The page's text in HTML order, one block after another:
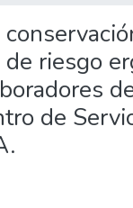
riesgo
de